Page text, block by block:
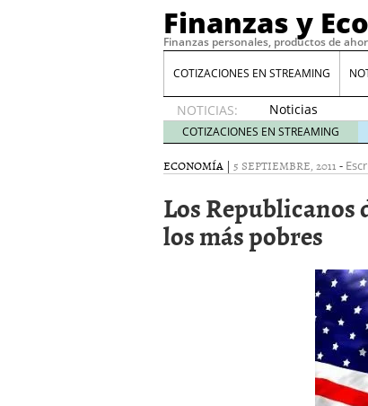
Finanzas y
Finanzas personales, productos de
COTIZACIONES EN STREAMING
NOTICIAS:
Noticias
de XRP
por qué
las
de
whales
suelen
16
de abril
Comparativa
acelera la
Meses sin
24 de
Planificar tu
COTIZACIONES EN STREAMING
ECONOMÍA | 5 SEPTIEMBRE, 2011 -
Los Republicanos
los más pobres